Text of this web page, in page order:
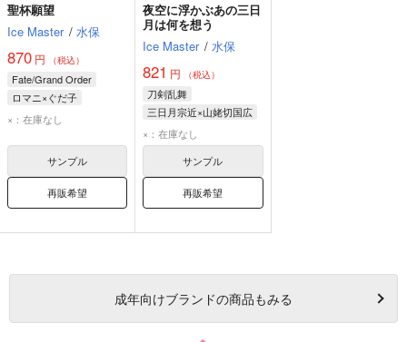
聖杯願望
Ice Master / 水保
870 円 （税込）
Fate/Grand Order
ロマニ×ぐだ子
ロマニ・アーキマン
×：在庫なし
サンプル
再販希望
夜空に浮かぶあの三日
月は何を想う
Ice Master / 水保
821 円 （税込）
刀剣乱舞
三日月宗近×山姥切国広
三日月宗近
山姥切国広
×：在庫なし
サンプル
再販希望
成年向けブランドの商品もみる